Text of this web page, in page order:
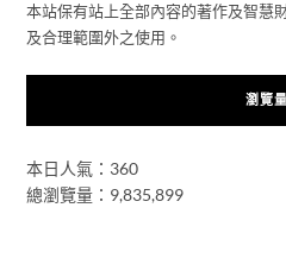
本站保有站上全部內容的著作及智慧
及合理範圍外之使用。
瀏覽量
本日人氣：360
總瀏覽量：9,835,899